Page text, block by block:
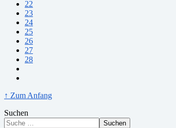
22
23
24
25
26
27
28
↑ Zum Anfang
Suchen
Suchen